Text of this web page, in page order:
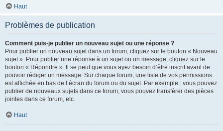
Haut
Problèmes de publication
Comment puis-je publier un nouveau sujet ou une réponse ?
Pour publier un nouveau sujet dans un forum, cliquez sur le bouton « Nouveau
sujet ». Pour publier une réponse à un sujet ou un message, cliquez sur le
bouton « Répondre ». Il se peut que vous ayez besoin d’être inscrit avant de
pouvoir rédiger un message. Sur chaque forum, une liste de vos permissions
est affichée en bas de l’écran du forum ou du sujet. Par exemple : vous pouvez
publier de nouveaux sujets dans ce forum, vous pouvez transférer des pièces
jointes dans ce forum, etc.
Haut